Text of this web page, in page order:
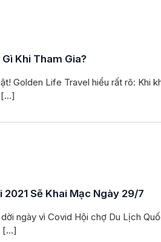
Khi Tham Gia?
Golden Life Travel hiểu rất rõ:
[…]
2021 Sẽ Khai Mạc Ngày 29/7
ngày vì Covid Hội chợ Du Lịch
[…]